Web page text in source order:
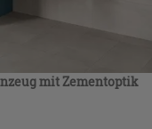
mit Zementoptik